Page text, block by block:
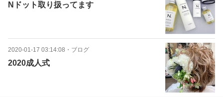
Nドット取り扱ってます
2020-01-17 03:14:08 ・ ブログ
2020成人式